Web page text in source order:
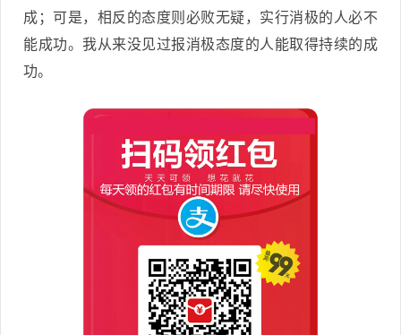
成；可是，相反的态度则必败无疑，实行消极的人必不
能成功。我从来没见过报消极态度的人能取得持续的成
功。